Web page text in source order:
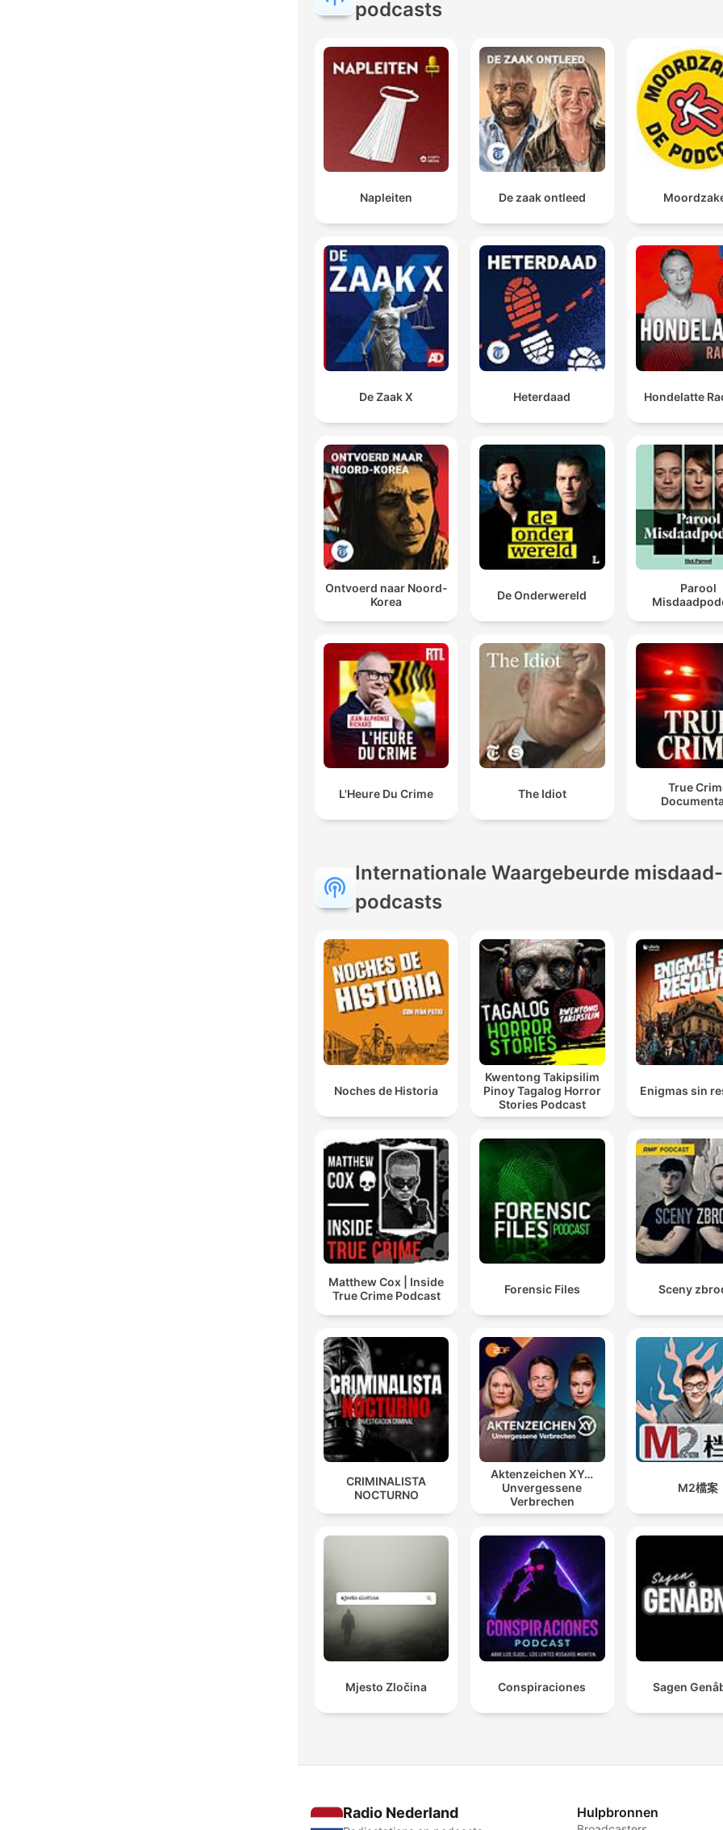
podcasts
Napleiten De zaak ontleed
De Zaak X Heterdaad Hondelatte
Ontvoerd naar Noord-
Korea
De Onderwereld
Parool
L'Heure Du Crime The Idiot
True
Internationale Waargebeurde misdaad-
podcasts
Noches de Historia
Kwentong Takipsilim
Pinoy Tagalog Horror
Stories Podcast
Enigmas sin
Matthew Cox | Inside
True Crime Podcast
Forensic Files Sceny
CRIMINALISTA
NOCTURNO
Aktenzeichen XY…
Unvergessene
Verbrechen
M2檔案
Mjesto Zločina Conspiraciones Sagen
Radio Nederland Hulpbronnen